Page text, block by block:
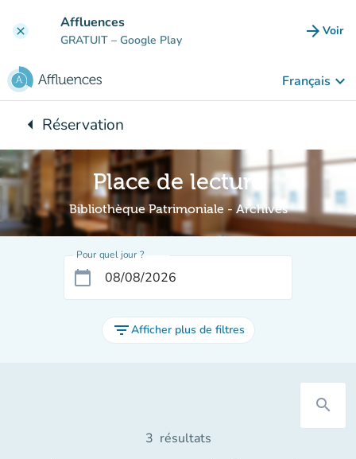
clear Affluences
GRATUIT – Google Play arrow_forward Voir
Français keyboard_arrow_down
arrow_leftRetour à :
Réservation
Place de lecture
Bibliothèque Patrimoniale - Archives
Pour quel jour ?
calendar_today
filter_listAfficher plus de filtres
search
3 résultats